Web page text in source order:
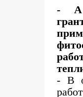
- А
- В